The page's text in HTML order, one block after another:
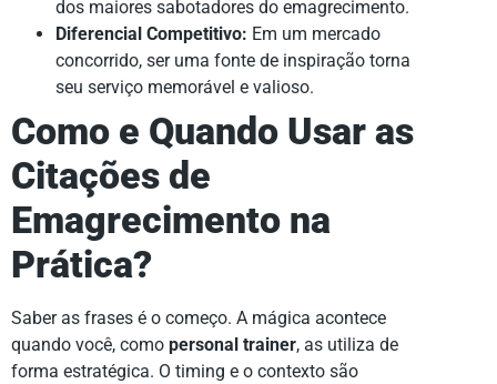
dos maiores sabotadores do emagrecimento.
Diferencial Competitivo: Em um mercado
concorrido, ser uma fonte de inspiração torna
seu serviço memorável e valioso.
Como e Quando Usar as
Citações de
Emagrecimento na
Prática?
Saber as frases é o começo. A mágica acontece
quando você, como personal trainer, as utiliza de
forma estratégica. O timing e o contexto são